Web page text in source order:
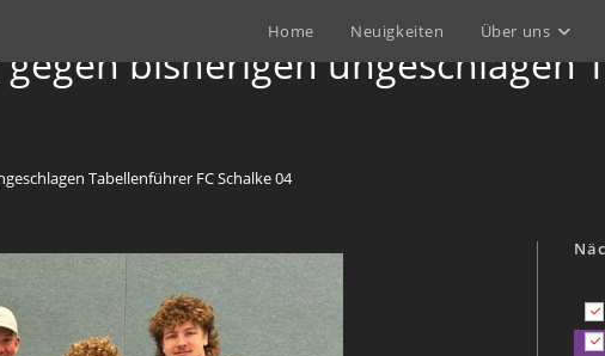
Home Neuigkeiten Über uns
bisherigen ungeschlagen
Tabellenführer FC Schalke 04